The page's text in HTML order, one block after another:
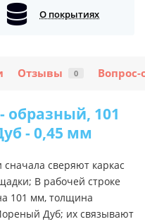
О покрытиях
Отзывы 0 Вопрос-
образный, 101
- 0,45 мм
сверяют каркас
В рабочей строке
101 мм, толщина
Дуб; их связывают